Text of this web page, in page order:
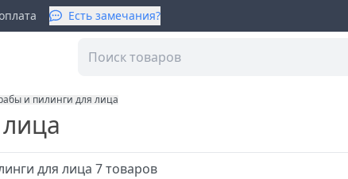
Есть замечания?
и пилинги для лица
для лица7товаров